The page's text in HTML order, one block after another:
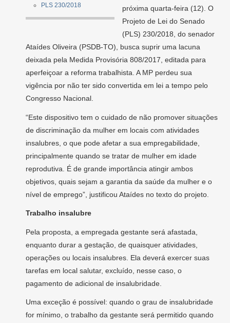
PLS 230/2018
próxima quarta-feira (12). O
Projeto de Lei do Senado
(PLS) 230/2018, do senador
Ataídes Oliveira (PSDB-TO), busca suprir uma lacuna
deixada pela Medida Provisória 808/2017, editada para
aperfeiçoar a reforma trabalhista. A MP perdeu sua
vigência por não ter sido convertida em lei a tempo pelo
Congresso Nacional.
“Este dispositivo tem o cuidado de não promover situações
de discriminação da mulher em locais com atividades
insalubres, o que pode afetar a sua empregabilidade,
principalmente quando se tratar de mulher em idade
reprodutiva. É de grande importância atingir ambos
objetivos, quais sejam a garantia da saúde da mulher e o
nível de emprego”, justificou Ataídes no texto do projeto.
Trabalho insalubre
Pela proposta, a empregada gestante será afastada,
enquanto durar a gestação, de quaisquer atividades,
operações ou locais insalubres. Ela deverá exercer suas
tarefas em local salutar, excluído, nesse caso, o
pagamento de adicional de insalubridade.
Uma exceção é possível: quando o grau de insalubridade
for mínimo, o trabalho da gestante será permitido quando